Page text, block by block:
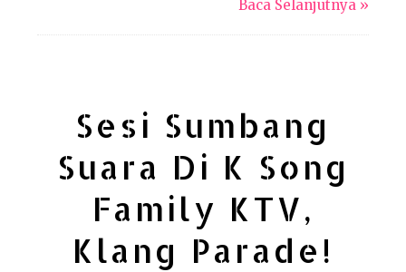
Baca Selanjutnya »
Sesi Sumbang
Suara Di K Song
Family KTV,
Klang Parade!